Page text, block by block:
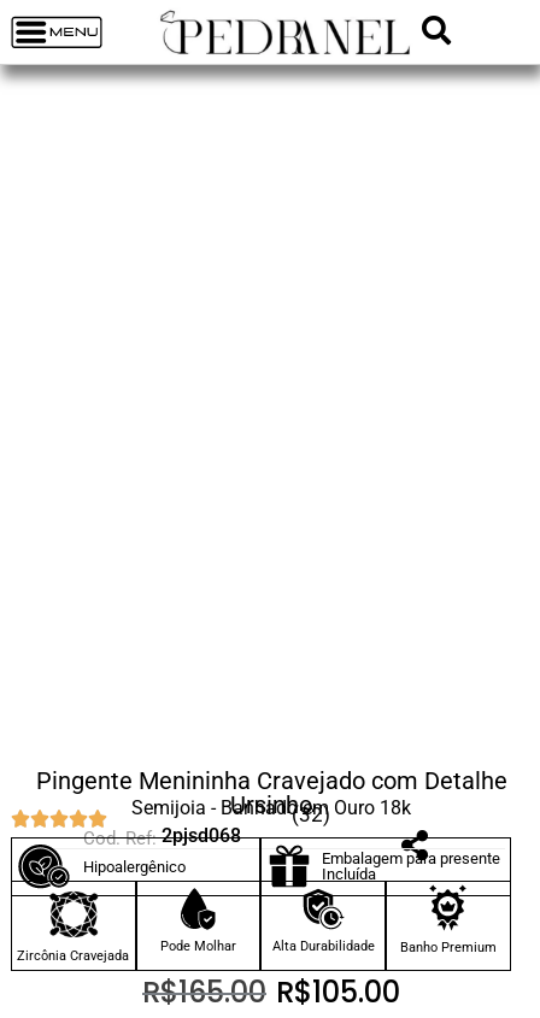
Pingente Menininha Cravejado com Detalhe
Ursinho
Semijoia - Banhado em Ouro 18k
(32)
Cod. Ref: 2pjsd068
Hipoalergênico
Embalagem para presente
Incluída
Zircônia Cravejada
Pode Molhar Alta Durabilidade Banho Premium
R$165.00 R$105.00